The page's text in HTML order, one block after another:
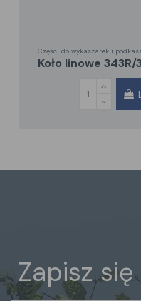
Części do wykaszarek i
koło linowe
Zapisz